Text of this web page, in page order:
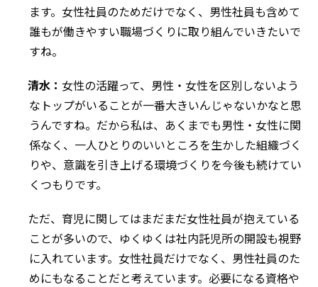
ます。女性社員のためだけでなく、男性社員も含めて
誰もが働きやすい職場づくりに取り組んでいきたいで
すね。
清水： 女性の活躍って、男性・女性を区別しないよう
なトップがいることが一番大きいんじゃないかなと思
うんですね。だから私は、あくまでも男性・女性に関
係なく、一人ひとりのいいところを生かした組織づく
りや、意識を引き上げる環境づくりを今後も続けてい
くつもりです。
ただ、育児に関してはまだまだ女性社員が抱えている
ことが多いので、ゆくゆくは社内託児所の開設も視野
に入れています。女性社員だけでなく、男性社員のた
めにもなることだと考えています。必要になる資格や